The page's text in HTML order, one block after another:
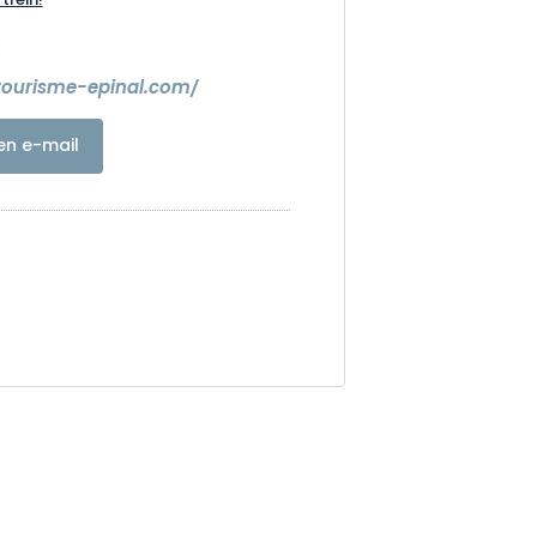
epinal.com/
e-mail